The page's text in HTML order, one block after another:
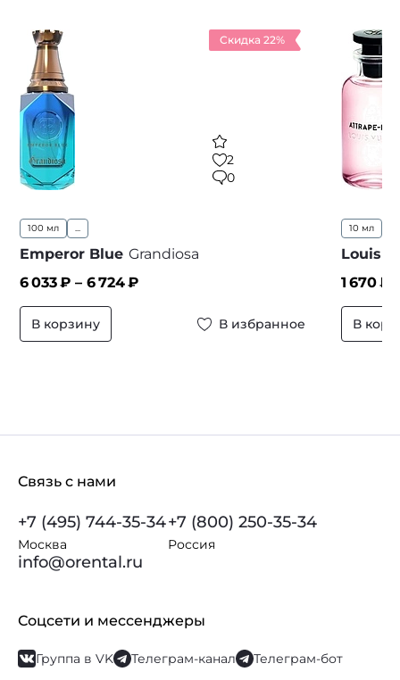
Скидка 22%
2
0
100 мл ...
Emperor Blue Grandiosa
6 033₽ – 6 724₽
В корзину В избранное
10 мл
Louis
1 670₽
В
Связь с нами
+7 (495) 744-35-34
Москва
+7 (800) 250-35-34
Россия
info@orental.ru
Соцсети и мессенджеры
Группа в VK Телеграм-канал Телеграм-бот